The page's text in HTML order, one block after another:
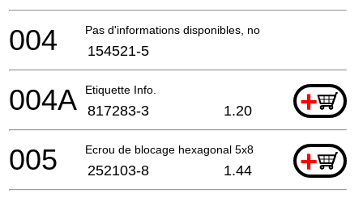
Pas d'informations disponibles, non commandable
004 154521-5
Etiquette Info. +
004A 817283-3 1.20
Ecrou de blocage hexagonal 5x8 +
005 252103-8 1.44